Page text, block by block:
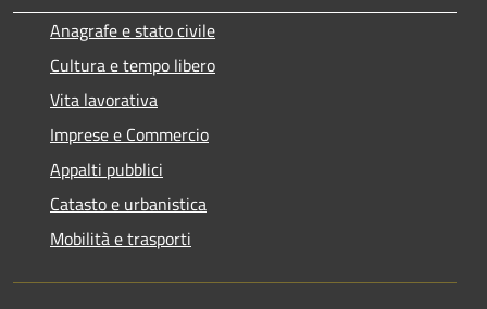
Anagrafe e stato civile
Cultura e tempo libero
Vita lavorativa
Imprese e Commercio
Appalti pubblici
Catasto e urbanistica
Mobilità e trasporti